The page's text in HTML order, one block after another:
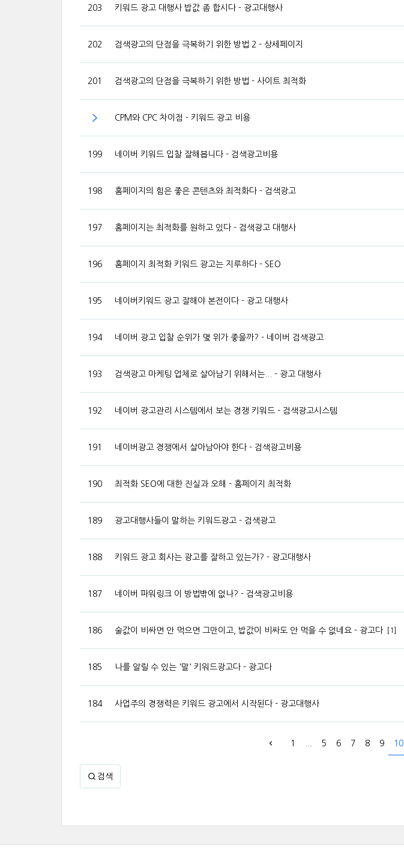
203 키워드 광고 대행사 밥값 좀 합시다 - 광고대행사
202 검색광고의 단점을 극복하기 위한 방법 2 - 상세페이지
201 검색광고의 단점을 극복하기 위한 방법 - 사이트 최적화
CPM와 CPC 차이점 - 키워드 광고 비용
199 네이버 키워드 입찰 잘해봅니다 - 검색광고비용
198 홈페이지의 힘은 좋은 콘텐츠와 최적화다 - 검색광고
197 홈페이지는 최적화를 원하고 있다 - 검색광고 대행사
196 홈페이지 최적화 키워드 광고는 지루하다 - SEO
195 네이버키워드 광고 잘해야 본전이다 - 광고 대행사
194 네이버 광고 입찰 순위가 몇 위가 좋을까? - 네이버 검색광고
193 검색광고 마케팅 업체로 살아남기 위해서는... - 광고 대행사
192 네이버 광고관리 시스템에서 보는 경쟁 키워드 - 검색광고시스템
191 네이버광고 경쟁에서 살아남아야 한다 - 검색광고비용
190 최적화 SEO에 대한 진실과 오해 - 홈페이지 최적화
189 광고대행사들이 말하는 키워드광고 - 검색광고
188 키워드 광고 회사는 광고를 잘하고 있는가? - 광고대행사
187 네이버 파워링크 이 방법밖에 없나? - 검색광고비용
186 술값이 비싸면 안 먹으면 그만이고, 밥값이 비싸도 안 먹을 수 없네요 - 광고다 [1]
185 나를 알릴 수 있는 '말' 키워드광고다 - 광고다
184 사업주의 경쟁력은 키워드 광고에서 시작된다 - 광고대행사
1 5 6 7 8 9 10
검색